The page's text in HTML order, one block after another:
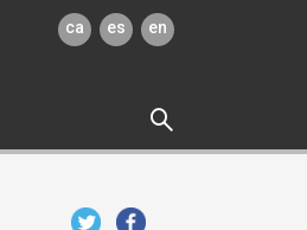
ca es en